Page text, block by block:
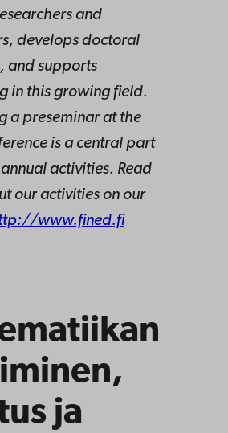
and
develops doctoral
and supports
in this growing field.
a preseminar at the
is a central part
annual activities. Read
our activities on our
www.fined.fi
ja